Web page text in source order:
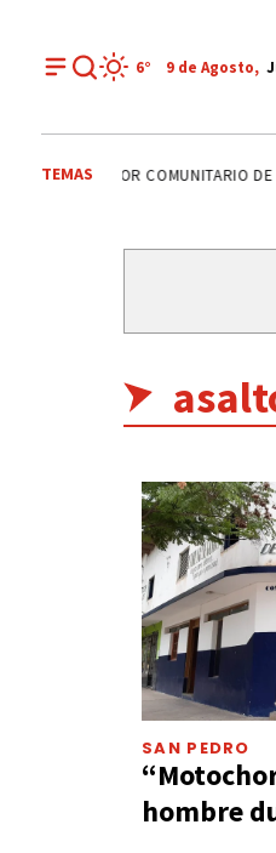
6° 9 de Agosto,
TEMAS
INTEGRADOR COMUNITARIO DE
SAN PEDRO
hombre